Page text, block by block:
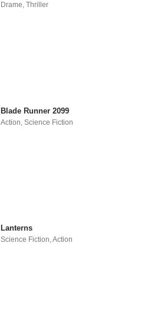
Drame,Thriller
Blade Runner 2099
Action ,Science Fiction
Lanterns
Science Fiction,Action